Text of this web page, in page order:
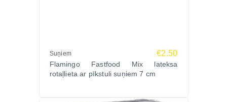
Suņiem €2.50
Flamingo Fastfood Mix lateksa
rotaļlieta ar pīkstuli suņiem 7 cm